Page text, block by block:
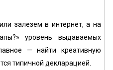
залезем в интернет, а на
уровень выдаваемых
— найти креативную
типичной декларацией.